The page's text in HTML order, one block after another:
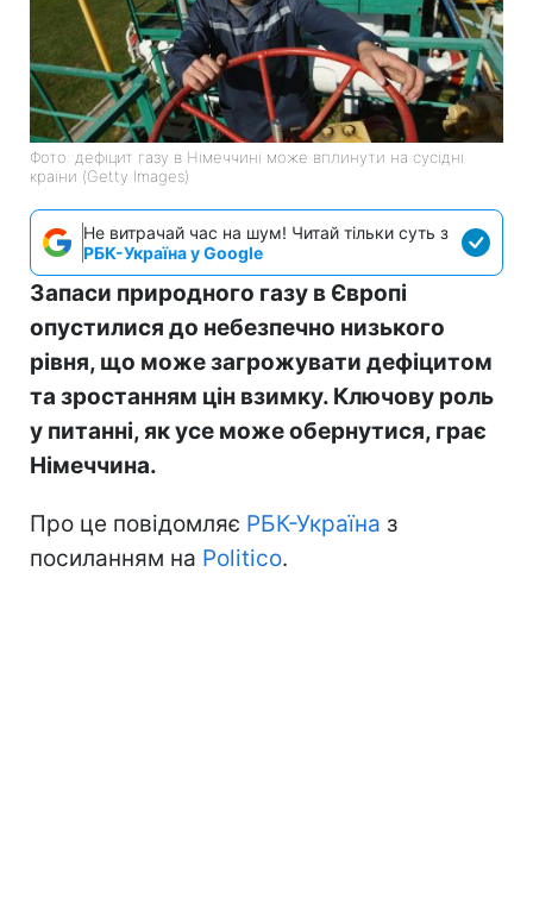
Фото: дефіцит газу в Німеччині може вплинути на сусідні
країни (Getty Images)
Не витрачай час на шум! Читай тільки суть з
РБК-Україна у Google
Запаси природного газу в Європі
опустилися до небезпечно низького
рівня, що може загрожувати дефіцитом
та зростанням цін взимку. Ключову роль
у питанні, як усе може обернутися, грає
Німеччина.
Про це повідомляє РБК-Україна з
посиланням на Politico.